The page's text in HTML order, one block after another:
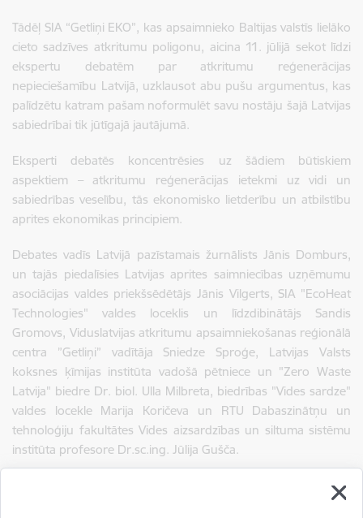
Tādēļ SIA “Getliņi EKO”, kas apsaimnieko Baltijas valstīs lielāko
cieto sadzīves atkritumu poligonu, aicina 11. jūlijā sekot līdzi
ekspertu debatēm par atkritumu reģenerācijas
nepieciešamību Latvijā, uzklausot abu pušu argumentus, kas
palīdzētu katram pašam noformulēt savu nostāju šajā Latvijas
sabiedrībai tik jūtīgajā jautājumā.
Eksperti debatēs koncentrēsies uz šādiem būtiskiem
aspektiem – atkritumu reģenerācijas ietekmi uz vidi un
sabiedrības veselību, tās ekonomisko lietderību un atbilstību
aprites ekonomikas principiem.
Debates vadīs Latvijā pazīstamais žurnālists Jānis Domburs,
un tajās piedalīsies Latvijas aprites saimniecības uzņēmumu
asociācijas valdes priekšsēdētājs Jānis Vilgerts, SIA "EcoHeat
Technologies" valdes loceklis un līdzdibinātājs Sandis
Gromovs, Viduslatvijas atkritumu apsaimniekošanas reģionālā
centra ”Getliņi” vadītāja Sniedze Sproģe, Latvijas Valsts
koksnes ķīmijas institūta vadošā pētniece un "Zero Waste
Latvija" biedre Dr. biol. Ulla Milbreta, biedrības "Vides sardze"
valdes locekle Marija Koričeva un RTU Dabaszinātņu un
tehnoloģiju fakultātes Vides aizsardzības un siltuma sistēmu
institūta profesore Dr.sc.ing. Jūlija Gušča.
Ikviens interesents 11. jūlijā no plkst. 15.00 – 16.30 aicināts
vērot pasākumu klātienē sarunu festivālā LAMPA (skatuve –